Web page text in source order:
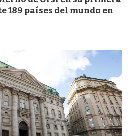
189 países del mundo en